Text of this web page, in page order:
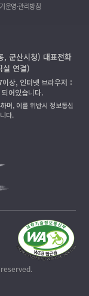
운영·관리방침
, 군산시청) 대표전화
실 연결)
상, 인터넷 브라우저：
어있습니다.
며, 이를 위반시 정보통신
다.